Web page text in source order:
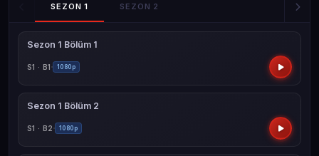
SEZON 1 SEZON 2
Sezon 1 Bölüm 1
S1 · B1 1080p
Sezon 1 Bölüm 2
S1 · B2 1080p